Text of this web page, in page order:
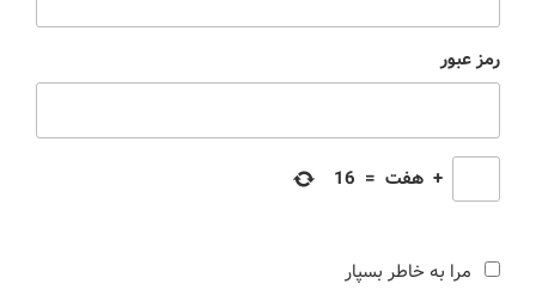
رمز عبور
+ هفت =
16
مرا به خاطر بسپار